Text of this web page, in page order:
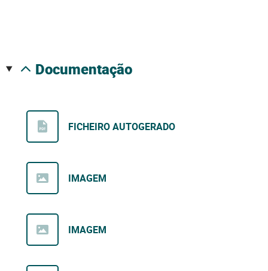
documentação
FICHEIRO AUTOGERADO
IMAGEM
IMAGEM